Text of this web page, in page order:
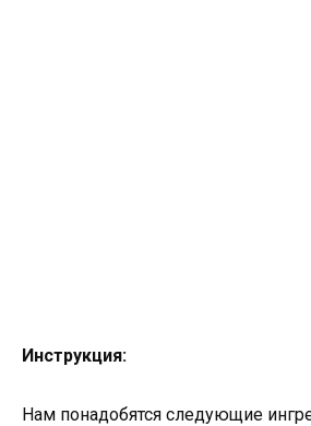
Инструкция:
Нам понадобятся следующие